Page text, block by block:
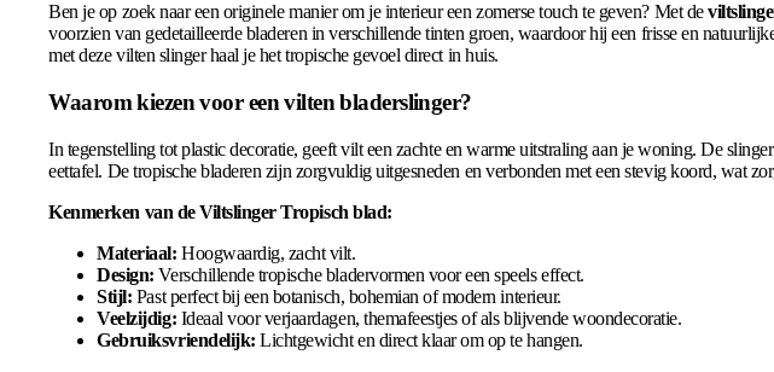
Ben je op zoek naar een originele manier om je interieur een zomerse touch te geven? Met de
voorzien van gedetailleerde bladeren in verschillende tinten groen, waardoor hij een frisse en
met deze vilten slinger haal je het tropische gevoel direct in huis.
Waarom kiezen voor een vilten bladerslinger?
In tegenstelling tot plastic decoratie, geeft vilt een zachte en warme uitstraling aan je woning. De
eettafel. De tropische bladeren zijn zorgvuldig uitgesneden en verbonden met een stevig koord, wat
Kenmerken van de Viltslinger Tropisch blad:
Materiaal: Hoogwaardig, zacht vilt.
Design: Verschillende tropische bladervormen voor een speels effect.
Stijl: Past perfect bij een botanisch, bohemian of modern interieur.
Veelzijdig: Ideaal voor verjaardagen, themafeestjes of als blijvende woondecoratie.
Gebruiksvriendelijk: Lichtgewicht en direct klaar om op te hangen.